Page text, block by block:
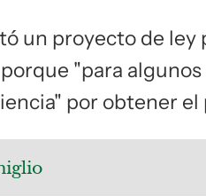
un proyecto de
"para
por obtener